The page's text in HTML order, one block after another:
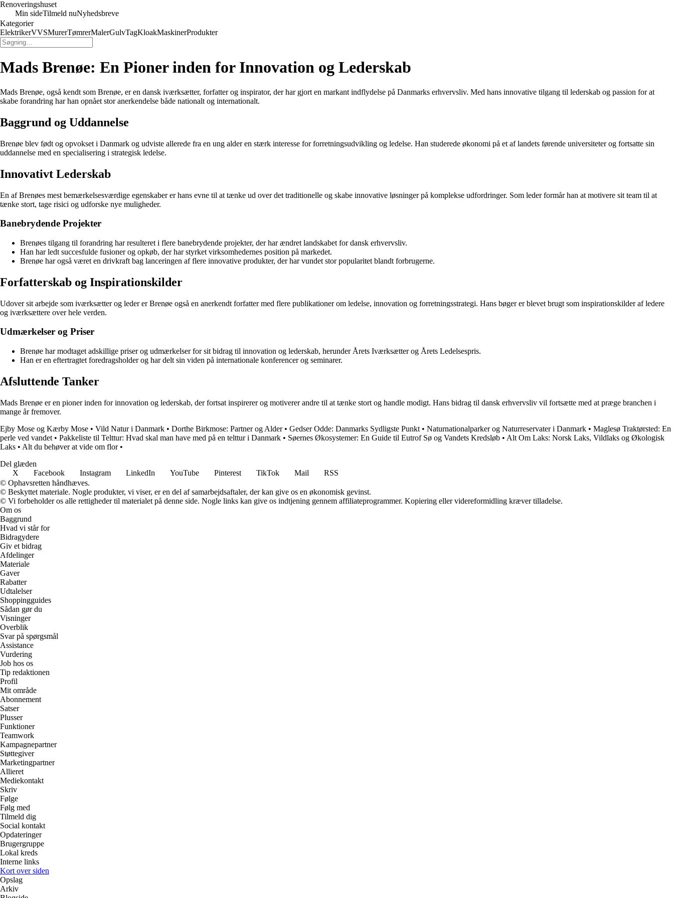
Renoveringshuset
Min sideTilmeld nuNyhedsbreve
Kategorier
ElektrikerVVSMurerTømrerMalerGulvTagKloakMaskinerProdukter
Mads Brenøe: En Pioner inden for Innovation og Lederskab
Mads Brenøe, også kendt som Brenøe, er en dansk iværksætter, forfatter og inspirator, der har gjort en markant indflydelse på Danmarks erhvervsliv. Med hans innovative tilgang til lederskab og passion for at
skabe forandring har han opnået stor anerkendelse både nationalt og internationalt.
Baggrund og Uddannelse
Brenøe blev født og opvokset i Danmark og udviste allerede fra en ung alder en stærk interesse for forretningsudvikling og ledelse. Han studerede økonomi på et af landets førende universiteter og fortsatte sin
uddannelse med en specialisering i strategisk ledelse.
Innovativt Lederskab
En af Brenøes mest bemærkelsesværdige egenskaber er hans evne til at tænke ud over det traditionelle og skabe innovative løsninger på komplekse udfordringer. Som leder formår han at motivere sit team til at
tænke stort, tage risici og udforske nye muligheder.
Banebrydende Projekter
Brenøes tilgang til forandring har resulteret i flere banebrydende projekter, der har ændret landskabet for dansk erhvervsliv.
Han har ledt succesfulde fusioner og opkøb, der har styrket virksomhedernes position på markedet.
Brenøe har også været en drivkraft bag lanceringen af flere innovative produkter, der har vundet stor popularitet blandt forbrugerne.
Forfatterskab og Inspirationskilder
Udover sit arbejde som iværksætter og leder er Brenøe også en anerkendt forfatter med flere publikationer om ledelse, innovation og forretningsstrategi. Hans bøger er blevet brugt som inspirationskilder af ledere
og iværksættere over hele verden.
Udmærkelser og Priser
Brenøe har modtaget adskillige priser og udmærkelser for sit bidrag til innovation og lederskab, herunder Årets Iværksætter og Årets Ledelsespris.
Han er en eftertragtet foredragsholder og har delt sin viden på internationale konferencer og seminarer.
Afsluttende Tanker
Mads Brenøe er en pioner inden for innovation og lederskab, der fortsat inspirerer og motiverer andre til at tænke stort og handle modigt. Hans bidrag til dansk erhvervsliv vil fortsætte med at præge branchen i
mange år fremover.
Ejby Mose og Kærby Mose • Vild Natur i Danmark • Dorthe Birkmose: Partner og Alder• Gedser Odde: Danmarks Sydligste Punkt • Naturnationalparker og Naturreservater i Danmark • Maglesø Traktørsted: En
perle ved vandet • Pakkeliste til Telttur: Hvad skal man have med på en telttur i Danmark • Søernes Økosystemer: En Guide til Eutrof Sø og Vandets Kredsløb • Alt Om Laks: Norsk Laks, Vildlaks og Økologisk
Laks • Alt du behøver at vide om flor•
Del glæden
X
Facebook Instagram LinkedIn YouTube Pinterest TikTok Mail
RSS
© Ophavsretten håndhæves.
© Beskyttet materiale. Nogle produkter, vi viser, er en del af samarbejdsaftaler, der kan give os en økonomisk gevinst.
© Vi forbeholder os alle rettigheder til materialet på denne side. Nogle links kan give os indtjening gennem affiliateprogrammer. Kopiering eller videreformidling kræver tilladelse.
Om os
Baggrund
Hvad vi står for
Bidragydere
Giv et bidrag
Afdelinger
Materiale
Gaver
Rabatter
Udtalelser
Shoppingguides
Sådan gør du
Visninger
Overblik
Svar på spørgsmål
Assistance
Vurdering
Job hos os
Tip redaktionen
Profil
Mit område
Abonnement
Satser
Plusser
Funktioner
Teamwork
Kampagnepartner
Støttegiver
Marketingpartner
Allieret
Mediekontakt
Skriv
Følge
Følg med
Tilmeld dig
Social kontakt
Opdateringer
Brugergruppe
Lokal kreds
Interne links
Kort over siden
Opslag
Arkiv